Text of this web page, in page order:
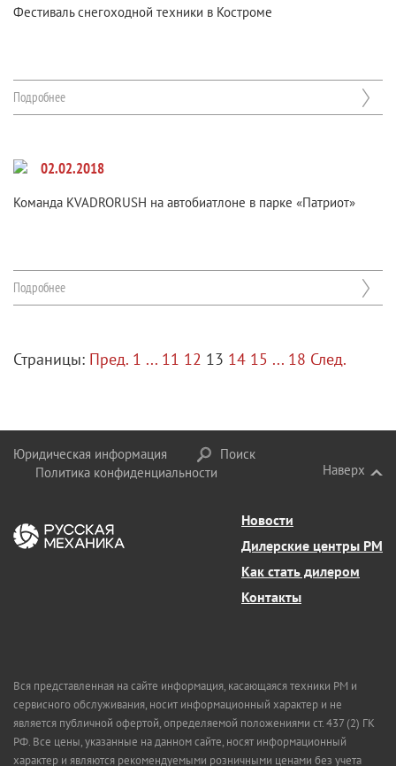
Фестиваль снегоходной техники в Костроме
Подробнее
02.02.2018
Команда KVADRORUSH на автобиатлоне в парке «Патриот»
Подробнее
Страницы: Пред. 1 ... 11 12 13 14 15 ... 18 След.
Юридическая информация
Поиск
Политика конфиденциальности
Наверх
Новости
Дилерские центры РМ
Как стать дилером
Контакты
Вся представленная на сайте информация, касающаяся техники РМ и
сервисного обслуживания, носит информационный характер и не
является публичной офертой, определяемой положениями ст. 437 (2) ГК
РФ. Все цены, указанные на данном сайте, носят информационный
характер и являются рекомендуемыми розничными ценами без учета